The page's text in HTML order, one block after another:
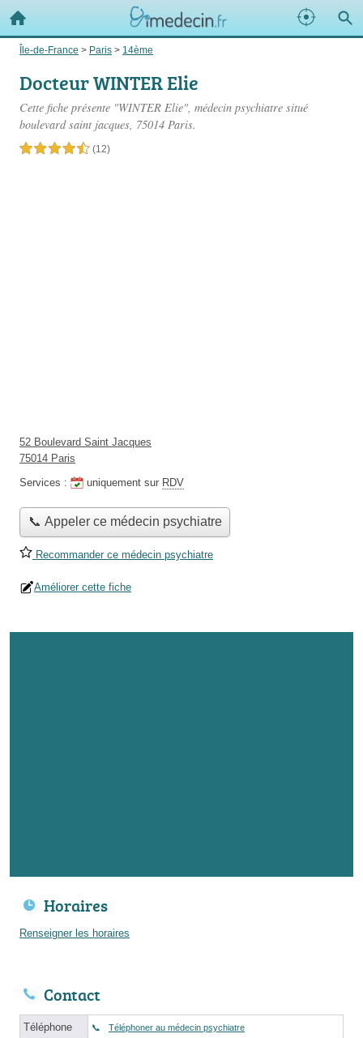
Île-de-France > Paris > 14ème
Docteur WINTER Elie
Cette fiche présente "WINTER Elie", médecin psychiatre situé
boulevard saint jacques, 75014 Paris.
4,5 étoiles sur 5 (12)
52 Boulevard Saint Jacques
75014 Paris
Services :
uniquement sur RDV
📞 Appeler ce médecin psychiatre
Recommander ce médecin psychiatre
Améliorer cette fiche
Horaires
Renseigner les horaires
Contact
Téléphone Téléphoner au médecin psychiatre